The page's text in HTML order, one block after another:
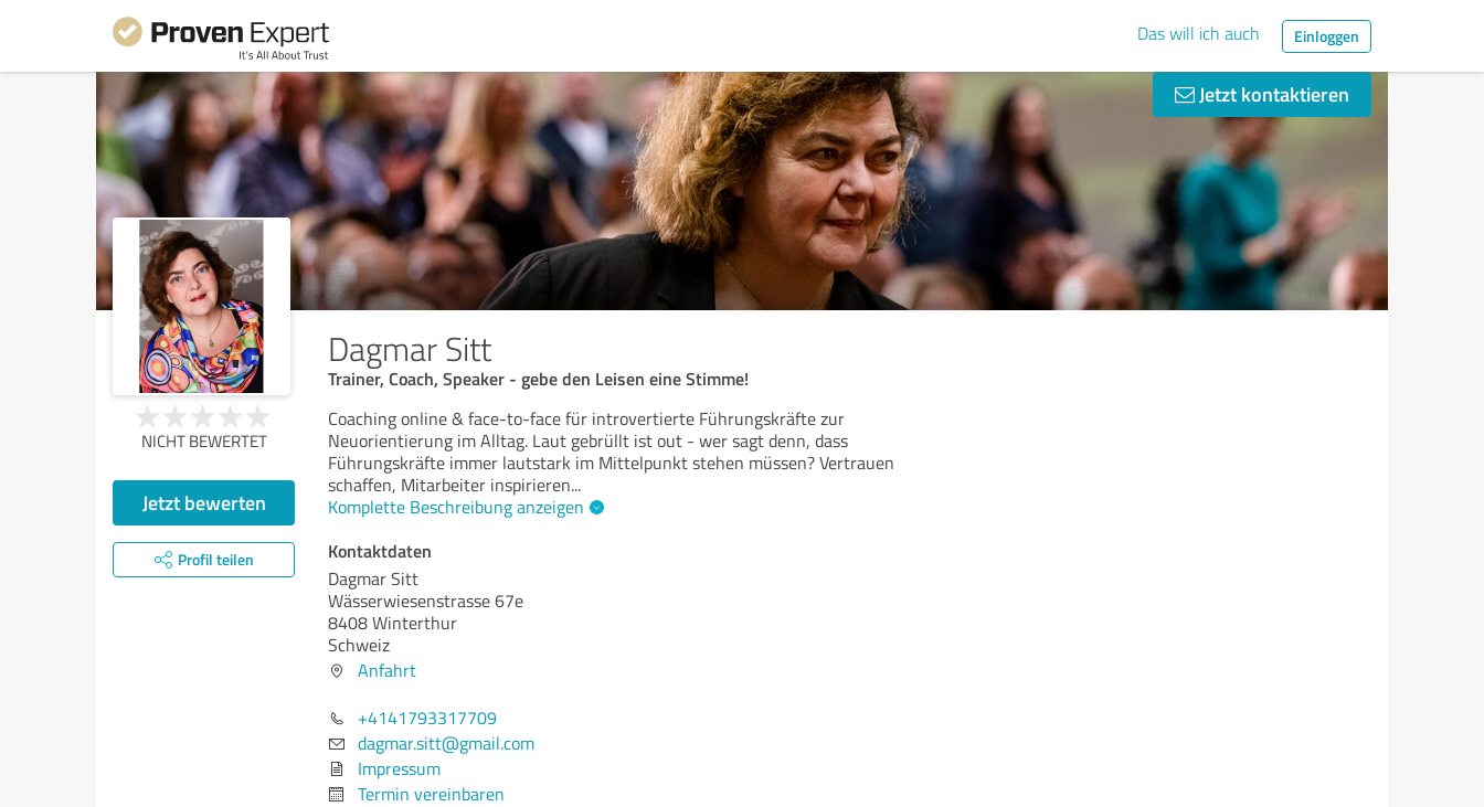
Das will ich auch Einloggen
Jetzt kontaktieren
Dagmar Sitt
Trainer, Coach, Speaker - gebe den Leisen eine Stimme!
NICHT BEWERTET
Jetzt bewerten
Profil teilen
Coaching online & face-to-face für introvertierte Führungskräfte zur
Neuorientierung im Alltag. Laut gebrüllt ist out - wer sagt denn, dass
Führungskräfte immer lautstark im Mittelpunkt stehen müssen? Vertrauen
schaffen, Mitarbeiter inspirieren...
Komplette Beschreibung anzeigen
Kontaktdaten
Dagmar Sitt
Wässerwiesenstrasse 67e
8408 Winterthur
Schweiz
Anfahrt
+4141793317709
dagmar.sitt@gmail.com
Impressum
Termin vereinbaren